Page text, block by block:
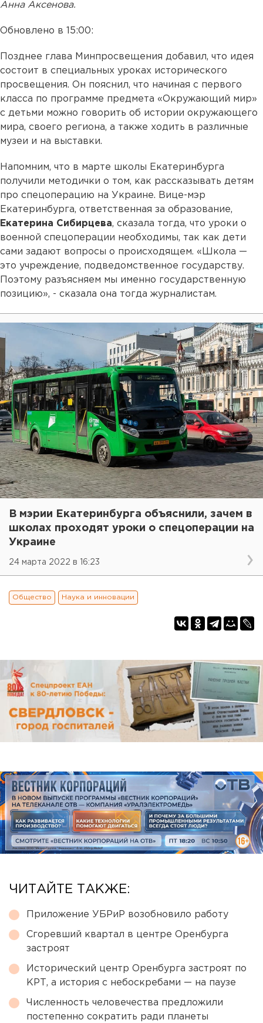
Анна Аксенова.
Обновлено в 15:00:
Позднее глава Минпросвещения добавил, что идея
состоит в специальных уроках исторического
просвещения. Он пояснил, что начиная с первого
класса по программе предмета «Окружающий мир»
с детьми можно говорить об истории окружающего
мира, своего региона, а также ходить в различные
музеи и на выставки.
Напомним, что в марте школы Екатеринбурга
получили методички о том, как рассказывать детям
про спецоперацию на Украине. Вице-мэр
Екатеринбурга, ответственная за образование,
Екатерина Сибирцева, сказала тогда, что уроки о
военной спецоперации необходимы, так как дети
сами задают вопросы о происходящем. «Школа —
это учреждение, подведомственное государству.
Поэтому разъясняем мы именно государственную
позицию», - сказала она тогда журналистам.
В мэрии Екатеринбурга объяснили, зачем в
школах проходят уроки о спецоперации на
Украине
24 марта 2022 в 16:23
Общество Наука и инновации
ЧИТАЙТЕ ТАКЖЕ:
Приложение УБРиР возобновило работу
Сгоревший квартал в центре Оренбурга
застроят
Исторический центр Оренбурга застроят по
КРТ, а история с небоскребами — на паузе
Численность человечества предложили
постепенно сократить ради планеты